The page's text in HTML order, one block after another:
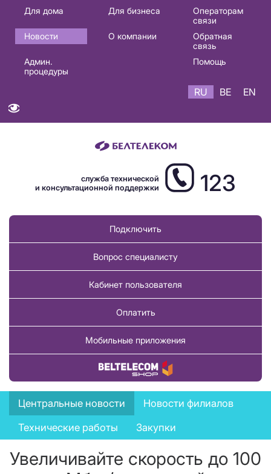
Основная
навигация
RU
Для дома Для бизнеса
Операторам
связи
Новости
О компании
Обратная
связь
Админ.
процедуры
Помощь
RU BE EN
служба технической
и консультационной поддержки
123
Подключить
Вопрос специалисту
Кабинет пользователя
Оплатить
Мобильные приложения
Купить товар
News
menu
Центральные новости
Новости филиалов
Технические работы
Закупки
Увеличивайте скорость до 100